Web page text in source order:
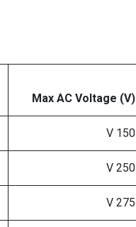
Max AC Voltage (V)
150 V
250 V
275 V